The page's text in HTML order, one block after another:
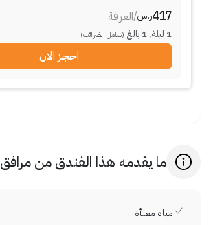
417ر.س/الغرفة
1 ليلة,
1 بالغ (شامل الضرائب)
احجز الان
ما يقدمه هذا الفندق من مرافق
مياه معبأة